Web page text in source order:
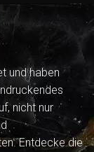
und haben
nicht nur
Entdecke die